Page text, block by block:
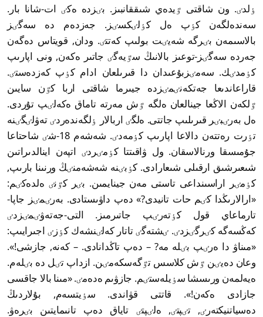
ٶلدٸ. ون شاقتى ٷيدەي شىققانبىز. بٸزدە ەكٸ ات-شانا بار.
سەندەلگەن كٶپ ەل كٶلٸكسٸز. جەزدەم دە سەگٸز
بالاسىمەن بٸرگە شەيٸت بولىپ كەتتٸ. ودان, قويتاس دەگەن
جەردە سەگٸز-توعىز بالانىڭ سٷيەگٸ جاتىر ەكەن, ونى اپارىپ
كٶمدٸك. سەمٸزبۇعىدان دا قىرىلعان ادام كٶپ كەزدەستٸ.
قاراعاندىعا جەتكەنٸمٸزدە جيىرما شاقتى اربا كٷن سايىن
ٷلكەن الاڭعا جينالعان ەلگە ٷش مەرتە تاماق ەكەلٸپ تۇردى.
ەل بەرٸبٸر قىرىلىپ جاتتى. ەلگٸ اربالار ٶلگەندەردٸ تەۋلٸگٸنە
تٶرت رەتتەن دالاعا اپارىپ كٶمەدٸ. شەشەم 18-شٸ شاحتاعا
جۇمىسقا ورنالاسقان. ول ۋاقىتتا كٶمٸردٸ اتپەن اينالدىراتىن
شىعىرشىق ارقىلى شىعارادى. كٶبٸنە شەشەمنٸڭ ورنىنا بارىپ,
كٶمٸر اراسىنداعى تاستى مەن جينايمىن. بٸر كٷنٸ ەلدەكٸم:
«ارالارىڭدا كٸم حات تانيدى?» دەپ داۋىستادى. بەرٸمٸز جاپا-
تارماعاي قول كٶتەرٸپ جاتىرمىز. التى-جەتەۋٸمٸزدٸ
كەڭسەگە كٸرگٸزدٸ. ٸشتەگٸ تاتار كەلٸنشەك كٶزٸ اجىرايىپ:
«مىناۋ دا ەرٸپ بٸلە مە? – دەپ تاڭدانادى. – كەنە, جازشى!».
وعان دەيٸن ٷش كلاسس تٷگەسكەمٸن. ازداپ تٸل دە بٸلەم.
ەيەلمەن ورىسشا سٶيلەستٸم. جازۋىم ەدەمٸ. «مىنا بالا جاقسى
جازادى ەكەن!». قاتتى قۋاندى. سٶيتسەم, بۇلاردىڭ
دەسياتنيكتەرٸ, تٸپتٸ, ەلٸپتٸ تاياق دەپ تانىمايتىن بٸرەۋ.